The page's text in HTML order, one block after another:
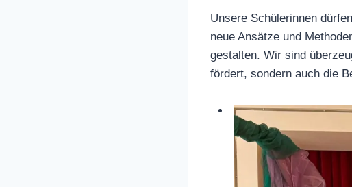
Unsere Schülerinnen
neue Ansätze und
gestalten. Wir sind
fördert, sondern auch die